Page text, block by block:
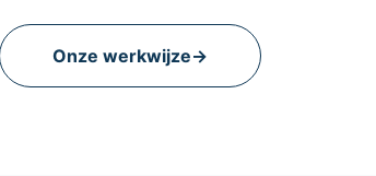
Onze werkwijze→